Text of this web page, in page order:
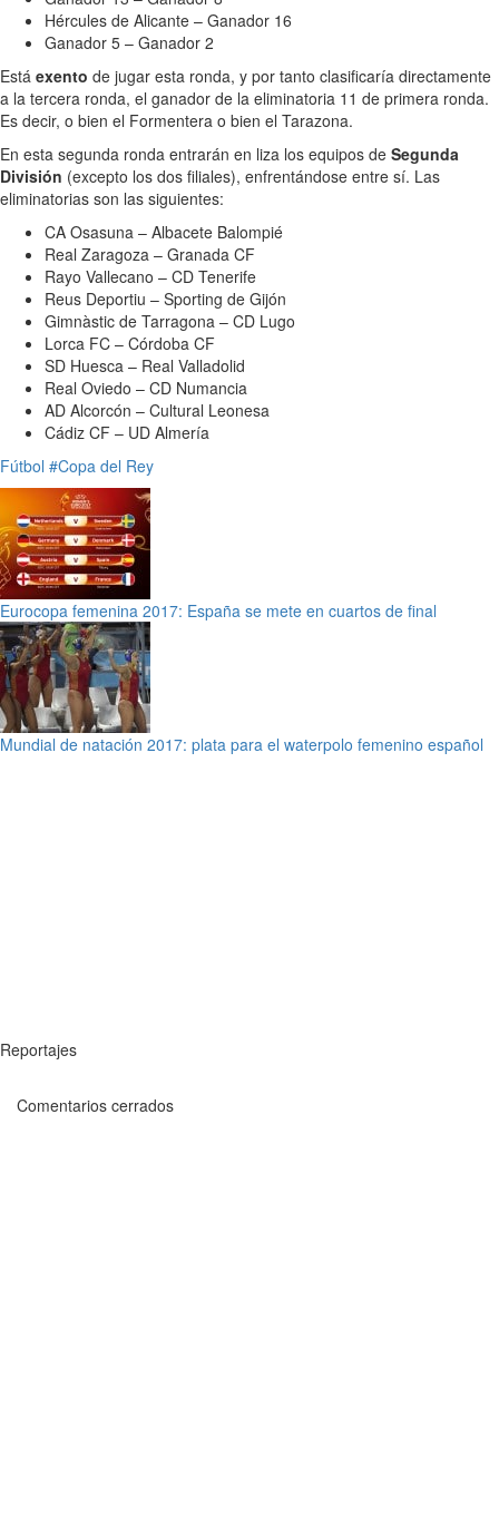
Hércules de Alicante – Ganador 16
Ganador 5 – Ganador 2
Está exento de jugar esta ronda, y por tanto clasificaría directamente
a la tercera ronda, el ganador de la eliminatoria 11 de primera ronda.
Es decir, o bien el Formentera o bien el Tarazona.
En esta segunda ronda entrarán en liza los equipos de Segunda
División (excepto los dos filiales), enfrentándose entre sí. Las
eliminatorias son las siguientes:
CA Osasuna – Albacete Balompié
Real Zaragoza – Granada CF
Rayo Vallecano – CD Tenerife
Reus Deportiu – Sporting de Gijón
Gimnàstic de Tarragona – CD Lugo
Lorca FC – Córdoba CF
SD Huesca – Real Valladolid
Real Oviedo – CD Numancia
AD Alcorcón – Cultural Leonesa
Cádiz CF – UD Almería
Fútbol #Copa del Rey
Eurocopa femenina 2017: España se mete en cuartos de final
Mundial de natación 2017: plata para el waterpolo femenino español
Reportajes
Comentarios cerrados